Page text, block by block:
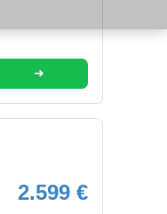
➜
2.599 €